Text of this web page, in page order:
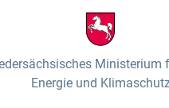
Ministerium
Energie und